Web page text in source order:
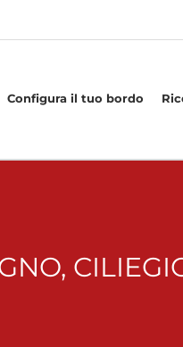
Configura il tuo bordo